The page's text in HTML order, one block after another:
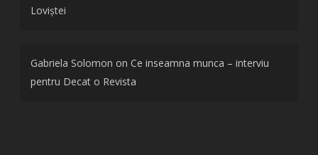
Loviștei
Gabriela Solomon on Ce inseamna munca – interviu
pentru Decat o Revista